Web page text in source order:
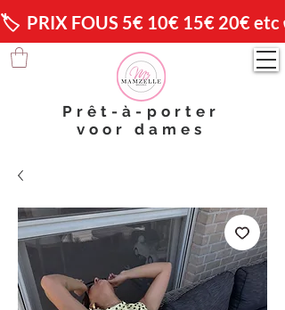
🏷️  PRIX FOUS 5€ 10€ 15€ 20€ etc
Prêt-à-porter
voor dames